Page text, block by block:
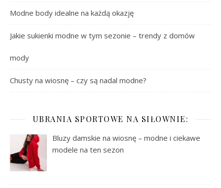
Modne body idealne na każdą okazję
Jakie sukienki modne w tym sezonie – trendy z domów
mody
Chusty na wiosnę – czy są nadal modne?
UBRANIA SPORTOWE NA SIŁOWNIE:
Bluzy damskie na wiosnę – modne i ciekawe
modele na ten sezon